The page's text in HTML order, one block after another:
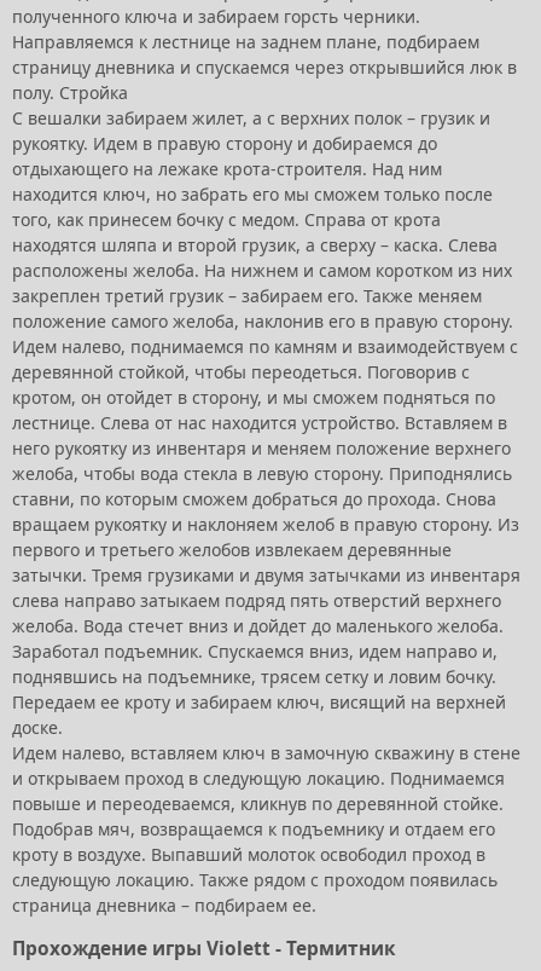
полученного ключа и забираем горсть черники.
Направляемся к лестнице на заднем плане, подбираем
страницу дневника и спускаемся через открывшийся люк в
полу. Стройка
С вешалки забираем жилет, а с верхних полок – грузик и
рукоятку. Идем в правую сторону и добираемся до
отдыхающего на лежаке крота-строителя. Над ним
находится ключ, но забрать его мы сможем только после
того, как принесем бочку с медом. Справа от крота
находятся шляпа и второй грузик, а сверху – каска. Слева
расположены желоба. На нижнем и самом коротком из них
закреплен третий грузик – забираем его. Также меняем
положение самого желоба, наклонив его в правую сторону.
Идем налево, поднимаемся по камням и взаимодействуем с
деревянной стойкой, чтобы переодеться. Поговорив с
кротом, он отойдет в сторону, и мы сможем подняться по
лестнице. Слева от нас находится устройство. Вставляем в
него рукоятку из инвентаря и меняем положение верхнего
желоба, чтобы вода стекла в левую сторону. Приподнялись
ставни, по которым сможем добраться до прохода. Снова
вращаем рукоятку и наклоняем желоб в правую сторону. Из
первого и третьего желобов извлекаем деревянные
затычки. Тремя грузиками и двумя затычками из инвентаря
слева направо затыкаем подряд пять отверстий верхнего
желоба. Вода стечет вниз и дойдет до маленького желоба.
Заработал подъемник. Спускаемся вниз, идем направо и,
поднявшись на подъемнике, трясем сетку и ловим бочку.
Передаем ее кроту и забираем ключ, висящий на верхней
доске.
Идем налево, вставляем ключ в замочную скважину в стене
и открываем проход в следующую локацию. Поднимаемся
повыше и переодеваемся, кликнув по деревянной стойке.
Подобрав мяч, возвращаемся к подъемнику и отдаем его
кроту в воздухе. Выпавший молоток освободил проход в
следующую локацию. Также рядом с проходом появилась
страница дневника – подбираем ее.
Прохождение игры Violett - Термитник